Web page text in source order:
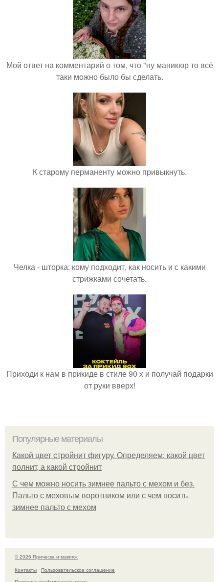
Мой ответ на комментарий о том, что "ну маникюр то всё
таки можно было бы сделать.
К старому перманенту можно привыкнуть.
Челка - шторка: кому подходит, как носить и с какими
стрижками сочетать.
Приходи к нам в прикиде в стиле 90 х и получай подарки
от руки вверх!
Популярные материалы
Какой цвет стройнит фигуру. Определяем: какой цвет
полнит, а какой стройнит
C чем можно носить зимнее пальто с мехом и без.
Пальто с меховым воротником или с чем носить
зимнее пальто с мехом
© 2026 Прическа и макияж
Контакты
Пользовательское соглашение